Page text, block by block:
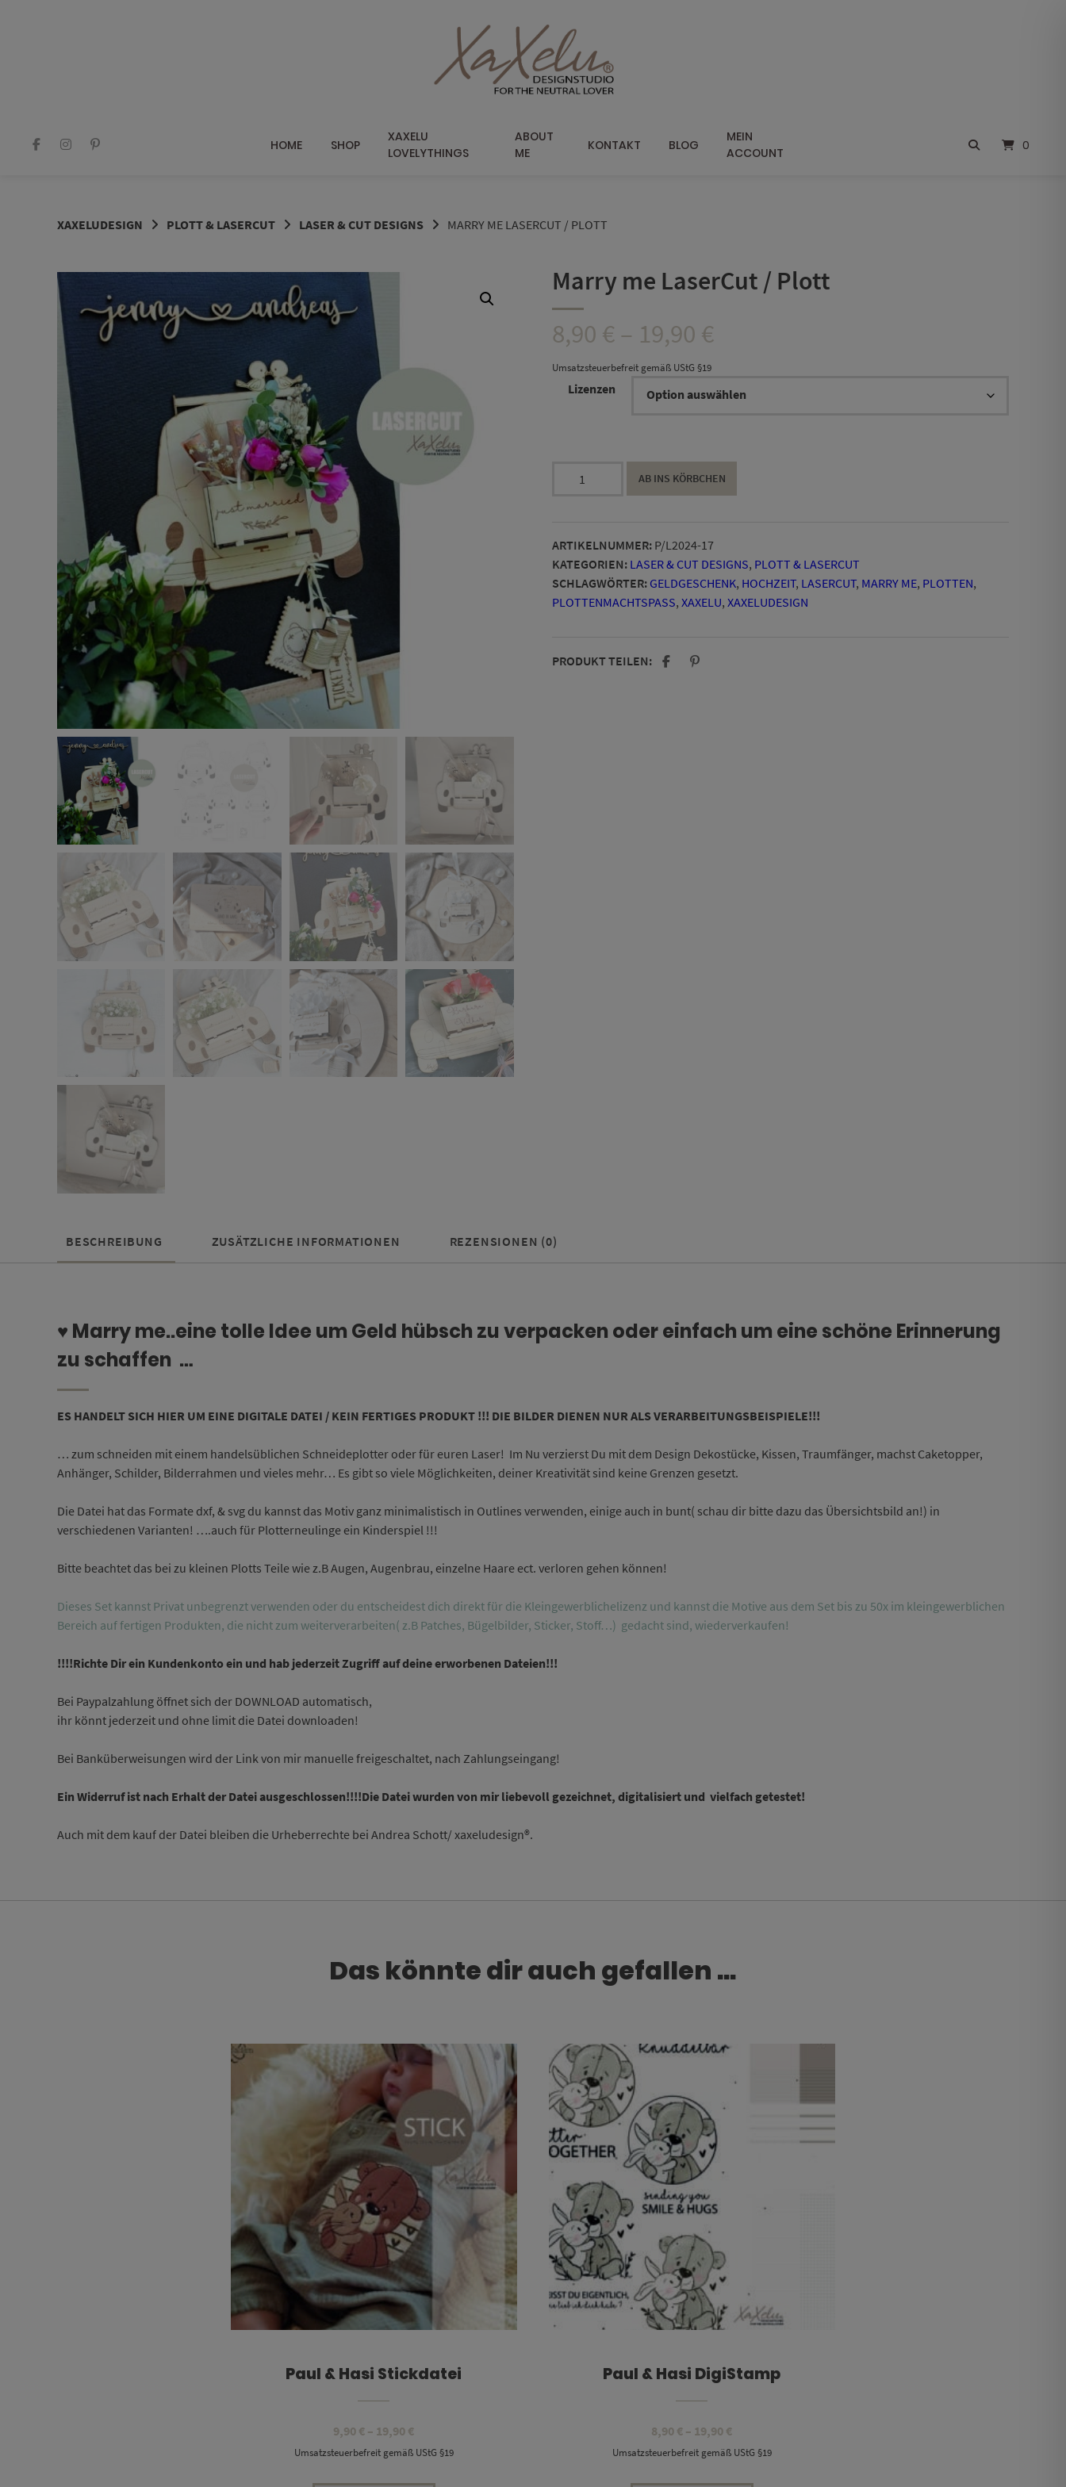
HOME SHOP
XAXELU
LOVELYTHINGS
ABOUT
ME
KONTAKT BLOG
MEIN
ACCOUNT
0
XAXELUDESIGN PLOTT & LASERCUT LASER & CUT DESIGNS MARRY ME LASERCUT / PLOTT
Marry me LaserCut / Plott
8,90 € – 19,90 €Preisspanne:
bis
Umsatzsteuerbefreit gemäß UStG §19
Lizenzen
Plott
Menge
AB INS KÖRBCHEN
ARTIKELNUMMER: P/L2024-17
KATEGORIEN: LASER & CUT DESIGNS, PLOTT & LASERCUT
SCHLAGWÖRTER: GELDGESCHENK, HOCHZEIT, LASERCUT, MARRY ME, PLOTTEN,
PLOTTENMACHTSPASS , XAXELU, XAXELUDESIGN
PRODUKT TEILEN:
BESCHREIBUNG ZUSÄTZLICHE INFORMATIONEN REZENSIONEN (0)
♥ Marry me..eine tolle Idee um Geld hübsch zu verpacken oder einfach um eine schöne Erinnerung
zu schaffen …
ES HANDELT SICH HIER UM EINE DIGITALE DATEI / KEIN FERTIGES PRODUKT !!! DIE BILDER DIENEN NUR ALS VERARBEITUNGSBEISPIELE!!!
… zum schneiden mit einem handelsüblichen Schneideplotter oder für euren Laser! Im Nu verzierst Du mit dem Design Dekostücke, Kissen, Traumfänger, machst Caketopper,
Anhänger, Schilder, Bilderrahmen und vieles mehr… Es gibt so viele Möglichkeiten, deiner Kreativität sind keine Grenzen gesetzt.
Die Datei hat das Formate dxf, & svg du kannst das Motiv ganz minimalistisch in Outlines verwenden, einige auch in bunt( schau dir bitte dazu das Übersichtsbild an!) in
verschiedenen Varianten! ….auch für Plotterneulinge ein Kinderspiel !!!
Bitte beachtet das bei zu kleinen Plotts Teile wie z.B Augen, Augenbrau, einzelne Haare ect. verloren gehen können!
Dieses Set kannst Privat unbegrenzt verwenden oder du entscheidest dich direkt für die Kleingewerblichelizenz und kannst die Motive aus dem Set bis zu 50x im kleingewerblichen
Bereich auf fertigen Produkten, die nicht zum weiterverarbeiten( z.B Patches, Bügelbilder, Sticker, Stoff…) gedacht sind, wiederverkaufen!
!!!!Richte Dir ein Kundenkonto ein und hab jederzeit Zugriff auf deine erworbenen Dateien!!!
Bei Paypalzahlung öffnet sich der DOWNLOAD automatisch,
ihr könnt jederzeit und ohne limit die Datei downloaden!
Bei Banküberweisungen wird der Link von mir manuelle freigeschaltet, nach Zahlungseingang!
Ein Widerruf ist nach Erhalt der Datei ausgeschlossen!!!!Die Datei wurden von mir liebevoll gezeichnet, digitalisiert und vielfach getestet!
Auch mit dem kauf der Datei bleiben die Urheberrechte bei Andrea Schott/ xaxeludesign®.
Das könnte dir auch gefallen …
Dieses Produkt weist mehrere Varianten auf. Die Optionen können auf der Produktseite gewählt werden
Paul & Hasi Stickdatei
9,90 € – 19,90 €Preisspanne:
bis
Umsatzsteuerbefreit gemäß UStG §19
Dieses Produkt weist mehrere Varianten auf. Die Optionen können auf der Produktseite gewählt werden
Paul & Hasi DigiStamp
8,90 € – 19,90 €Preisspanne:
bis
Umsatzsteuerbefreit gemäß UStG §19